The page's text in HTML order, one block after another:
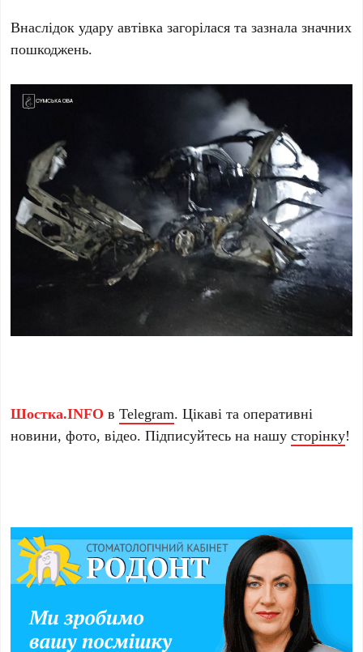
Внаслідок удару автівка загорілася та зазнала значних
пошкоджень.
Шостка.INFO вTelegram. Цікаві та оперативні
новини, фото, відео. Підписуйтесь на нашусторінку!